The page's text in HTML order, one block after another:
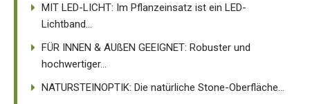
MIT LED-LICHT: Im Pflanzeinsatz ist ein LED-
Lichtband...
FÜR INNEN & AUßEN GEEIGNET: Robuster und
hochwertiger...
NATURSTEINOPTIK: Die natürliche Stone-Oberfläche...